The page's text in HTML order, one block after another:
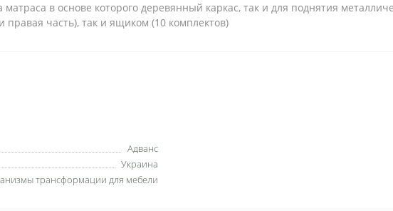
в основе которого деревянный каркас, так и для поднятия
правая часть), так и ящиком (10 комплектов)
Адванс
Украина
трансформации для мебели